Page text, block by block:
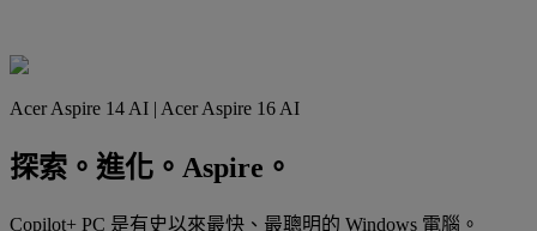
Acer Aspire 14 AI | Acer Aspire 16 AI
探索。進化。Aspire。
Copilot+ PC 是有史以來最快、最聰明的 Windows 電腦。